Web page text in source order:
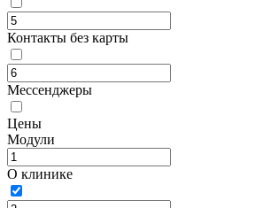
Контакты без карты
Мессенджеры
Цены
Модули
О клинике